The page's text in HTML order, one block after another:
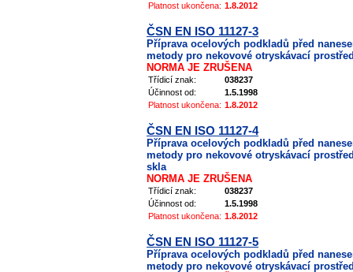
Platnost ukončena: 1.8.2012
ČSN EN ISO 11127-3
Příprava ocelových podkladů před
metody pro nekovové otryskávací
NORMA JE ZRUŠENA
Třídicí znak:
038237
Účinnost od:
1.5.1998
Platnost ukončena: 1.8.2012
ČSN EN ISO 11127-4
Příprava ocelových podkladů před
metody pro nekovové otryskávací
skla
NORMA JE ZRUŠENA
Třídicí znak:
038237
Účinnost od:
1.5.1998
Platnost ukončena: 1.8.2012
ČSN EN ISO 11127-5
Příprava ocelových podkladů před
metody pro nekovové otryskávací